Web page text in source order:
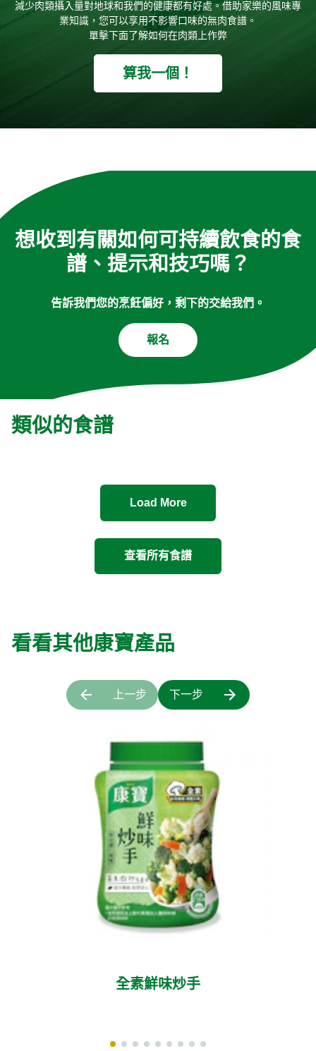
減少肉類攝入量對地球和我們的健康都有好處。借助家樂的風味專
業知識，您可以享用不影響口味的無肉食譜。
單擊下面了解如何在肉類上作弊
算我一個！
想收到有關如何可持續飲食的食
譜、提示和技巧嗎？
告訴我們您的烹飪偏好，剩下的交給我們。
報名
類似的食譜
Load More
查看所有食譜
看看其他康寶產品
全素鮮味炒手
上一步 下一步